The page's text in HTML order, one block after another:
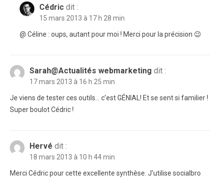
Cédric dit :
15 mars 2013 à 17 h 28 min
@ Céline : oups, autant pour moi ! Merci pour la précision 😉
Sarah@Actualités webmarketing dit :
17 mars 2013 à 16 h 25 min
Je viens de tester ces outils… c’est GÉNIAL! Et se sent si familier !
Super boulot Cédric !
Hervé dit :
18 mars 2013 à 10 h 44 min
Merci Cédric pour cette excellente synthèse. J’utilise socialbro